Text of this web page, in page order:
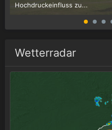
Hochdruckeinfluss zu...
Wetterradar